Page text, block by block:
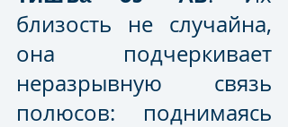
близость не случайна,
она подчеркивает
неразрывную связь
полюсов: поднимаясь